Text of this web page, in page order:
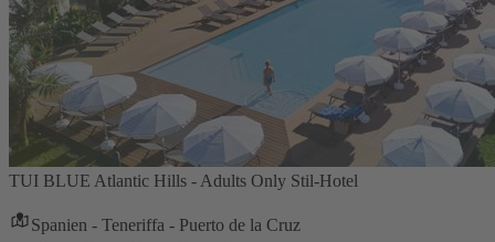
TUI BLUE Atlantic Hills - Adults Only Stil-Hotel
Spanien - Teneriffa - Puerto de la Cruz